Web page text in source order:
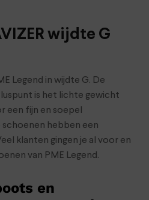
wijdte G
Legend in wijdte G. De
is het lichte gewicht
een fijn en soepel
hebben een
klanten gingen je al voor en
van PME Legend.
en